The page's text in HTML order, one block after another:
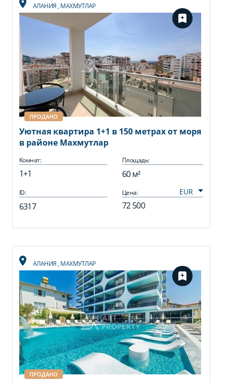
АЛАНИЯ, МАХМУТЛАР
ПРОДАНО
Уютная квартира 1+1 в 150 метрах от моря
в районе Махмутлар
Комнат:
1+1
Площадь:
60 м²
ID:
6317
Цена:
72 500
АЛАНИЯ, МАХМУТЛАР
ПРОДАНО